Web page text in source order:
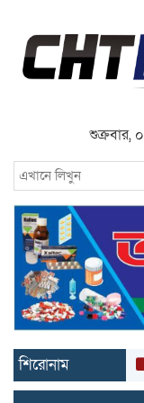
শুক্রবার,
শিরোনাম